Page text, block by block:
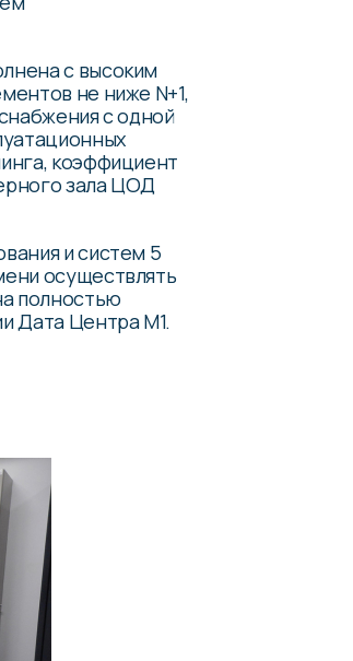
с высоким
не ниже N+1,
с одной
коэффициент
зала ЦОД
и систем 5
осуществлять
полностью
Дата Центра М1.